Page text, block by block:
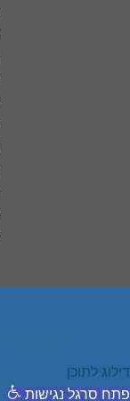
דילוג לתוכן
פתח סרגל נגישות